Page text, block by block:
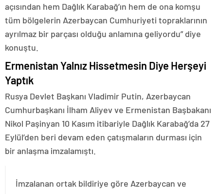
açısından hem Dağlık Karabağ’ın hem de ona komşu
tüm bölgelerin Azerbaycan Cumhuriyeti topraklarının
ayrılmaz bir parçası olduğu anlamına geliyordu” diye
konuştu.
Ermenistan Yalnız Hissetmesin Diye Herşeyi
Yaptık
Rusya Devlet Başkanı Vladimir Putin, Azerbaycan
Cumhurbaşkanı İlham Aliyev ve Ermenistan Başbakanı
Nikol Paşinyan 10 Kasım itibariyle Dağlık Karabağ’da 27
Eylül’den beri devam eden çatışmaların durması için
bir anlaşma imzalamıştı.
İmzalanan ortak bildiriye göre Azerbaycan ve